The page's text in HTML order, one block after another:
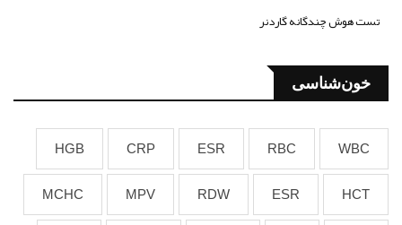
تست هوش چندگانه گاردنر
خون‌شناسی
WBC
RBC
ESR
CRP
HGB
HCT
ESR
RDW
MPV
MCHC